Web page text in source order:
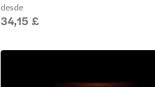
desde
34,15 £